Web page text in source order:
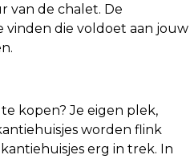
van de chalet. De
vinden die voldoet aan jouw
kopen? Je eigen plek,
worden flink
erg in trek. In